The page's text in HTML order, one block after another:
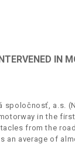
IN
spoločnosť, a.s.
in the
from the
an average of